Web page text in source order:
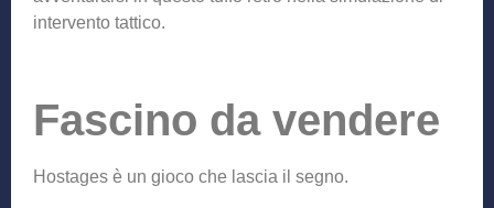
intervento tattico.
Fascino da vendere
Hostages è un gioco che lascia il segno.